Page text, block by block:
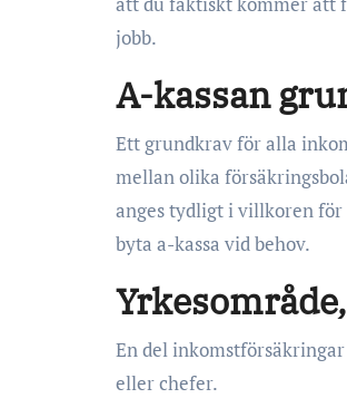
jobb.
A-kassan
Ett grundkrav för alla
mellan olika
anges tydligt i villkoren för
byta a-kassa vid behov.
En del
eller chefer.